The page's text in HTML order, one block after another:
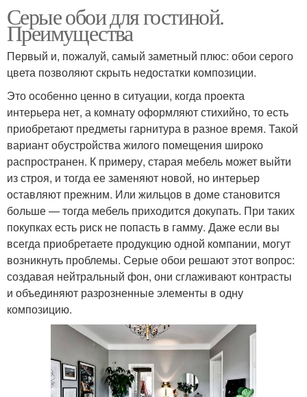
Серые обои для гостиной.
Преимущества
Первый и, пожалуй, самый заметный плюс: обои серого
цвета позволяют скрыть недостатки композиции.
Это особенно ценно в ситуации, когда проекта
интерьера нет, а комнату оформляют стихийно, то есть
приобретают предметы гарнитура в разное время. Такой
вариант обустройства жилого помещения широко
распространен. К примеру, старая мебель может выйти
из строя, и тогда ее заменяют новой, но интерьер
оставляют прежним. Или жильцов в доме становится
больше — тогда мебель приходится докупать. При таких
покупках есть риск не попасть в гамму. Даже если вы
всегда приобретаете продукцию одной компании, могут
возникнуть проблемы. Серые обои решают этот вопрос:
создавая нейтральный фон, они сглаживают контрасты
и объединяют разрозненные элементы в одну
композицию.